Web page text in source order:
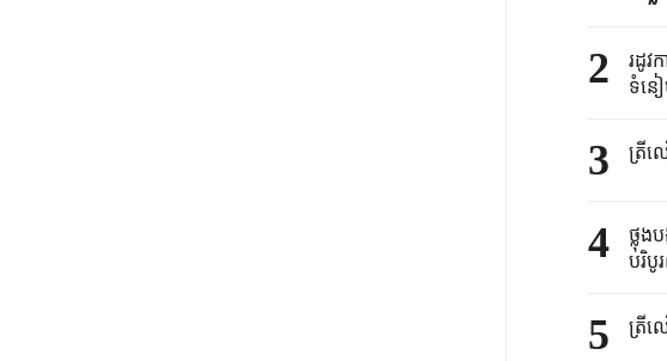
2
រដូវ
ទំនៀ
3 ត្រីល
4
ថ្លុង
បរិ
5 ត្រីល